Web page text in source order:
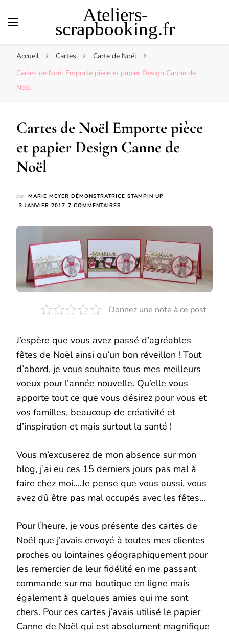
Ateliers-
scrapbooking.fr
Accueil Cartes
Carte de Noël
Cartes de Noël Emporte pièce et papier Design Canne de
Noël
Cartes de Noël Emporte pièce
et papier Design Canne de
Noël
par
MARIE MEYER DÉMONSTRATRICE STAMPIN UP
3 JANVIER 2017 7 COMMENTAIRES
EMPORTE
PIÈCE
ET
PAPIER
DESIGN
NOËL
Donnez une note à ce post
J’espère que vous avez passé d’agréables
fêtes de Noël ainsi qu’un bon réveillon ! Tout
d’abord, je vous souhaite tous mes meilleurs
voeux pour l’année nouvelle. Qu’elle vous
apporte tout ce que vous désirez pour vous et
vos familles, beaucoup de créativité et
d’inspiration et mais surtout la santé !
Vous m’excuserez de mon absence sur mon
blog, j’ai eu ces 15 derniers jours pas mal à
faire chez moi….Je pense que vous aussi, vous
avez dû être pas mal occupés avec les fêtes…
Pour l’heure, je vous présente des cartes de
Noël que j’avais envoyé à toutes mes clientes
proches ou lointaines géographiquement pour
les remercier de leur fidélité en me passant
commande sur ma boutique en ligne mais
également à quelques amies qui me sont
chers. Pour ces cartes j’avais utilisé le papier
Canne de Noëlqui est absolument magnifique